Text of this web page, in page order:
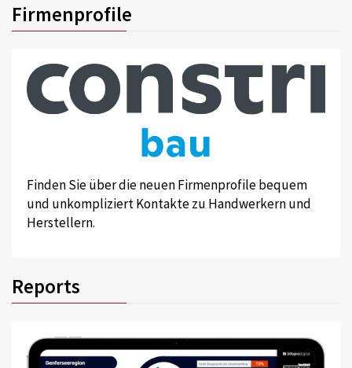
Firmenprofile
Finden Sie über die neuen Firmenprofile bequem
und unkompliziert Kontakte zu Handwerkern und
Herstellern.
Reports